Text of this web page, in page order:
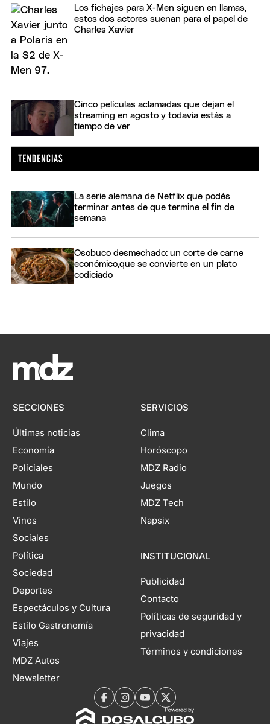
Los fichajes para X-Men siguen en llamas,
estos dos actores suenan para el papel de
Charles Xavier
Cinco películas aclamadas que dejan el
streaming en agosto y todavía estás a
tiempo de ver
La serie alemana de Netflix que podés
terminar antes de que termine el fin de
semana
Osobuco desmechado: un corte de carne
económico,que se convierte en un plato
codiciado
SECCIONES
Últimas noticias
Economía
Policiales
Mundo
Estilo
Vinos
Sociales
Política
Sociedad
Deportes
Espectáculos y Cultura
Estilo Gastronomía
Viajes
MDZ Autos
Newsletter
SERVICIOS
Clima
Horóscopo
MDZ Radio
Juegos
MDZ Tech
Napsix
INSTITUCIONAL
Publicidad
Contacto
Políticas de seguridad y
privacidad
Términos y condiciones